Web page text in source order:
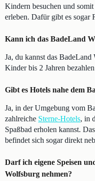
Kindern besuchen und somit
erleben. Dafür gibt es sogar
Kann ich das BadeLand
Ja, du kannst das
Kinder bis 2 Jahren
Gibt es Hotels nahe dem
Ja, in der Umgebung vom
zahlreiche Sterne-Hotels, in
Spaßbad erholen kannst.
befindet sich sogar direkt
Darf ich eigene Speisen
Wolfsburg nehmen?